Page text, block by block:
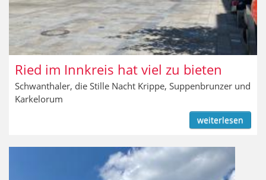
Ried im Innkreis hat viel zu bieten
Schwanthaler, die Stille Nacht Krippe, Suppenbrunzer und
Karkelorum
weiterlesen